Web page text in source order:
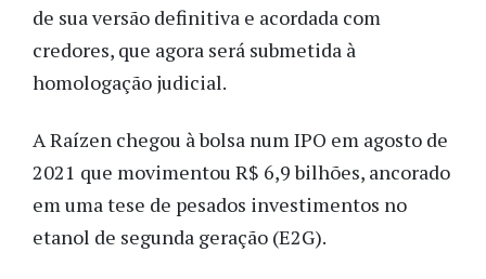
de sua versão definitiva e acordada com
credores, que agora será submetida à
homologação judicial.
A Raízen chegou à bolsa num IPO em agosto de
2021 que movimentou R$ 6,9 bilhões, ancorado
em uma tese de pesados investimentos no
etanol de segunda geração (E2G).